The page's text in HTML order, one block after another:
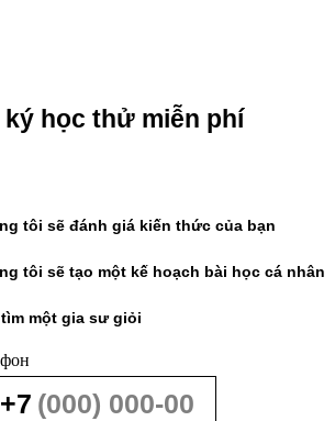
học thử miễn phí
+7
tôi sẽ đánh giá kiến ​​thức của bạn
tôi sẽ tạo một kế hoạch bài học cá nhân
tìm một gia sư giỏi